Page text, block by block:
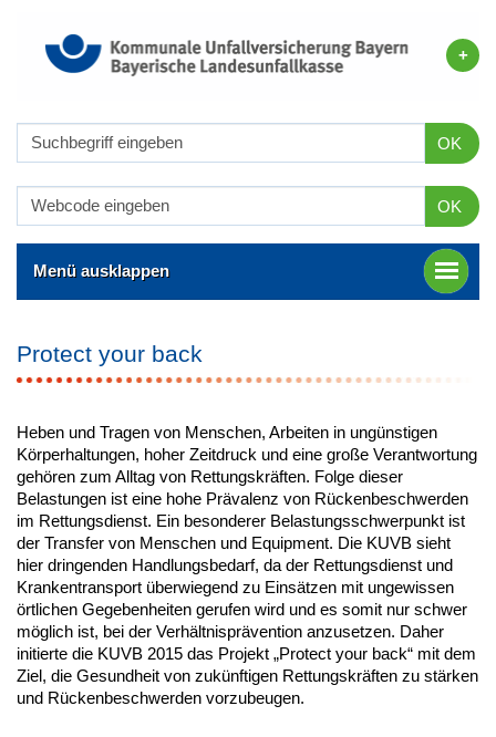
OK
OK
Menü ausklappen
Protect your back
Heben und Tragen von Menschen, Arbeiten in ungünstigen
Körperhaltungen, hoher Zeitdruck und eine große Verantwortung
gehören zum Alltag von Rettungskräften. Folge dieser
Belastungen ist eine hohe Prävalenz von Rückenbeschwerden
im Rettungsdienst. Ein besonderer Belastungsschwerpunkt ist
der Transfer von Menschen und Equipment. Die KUVB sieht
hier dringenden Handlungsbedarf, da der Rettungsdienst und
Krankentransport überwiegend zu Einsätzen mit ungewissen
örtlichen Gegebenheiten gerufen wird und es somit nur schwer
möglich ist, bei der Verhältnisprävention anzusetzen. Daher
initierte die KUVB 2015 das Projekt „Protect your back“ mit dem
Ziel, die Gesundheit von zukünftigen Rettungskräften zu stärken
und Rückenbeschwerden vorzubeugen.